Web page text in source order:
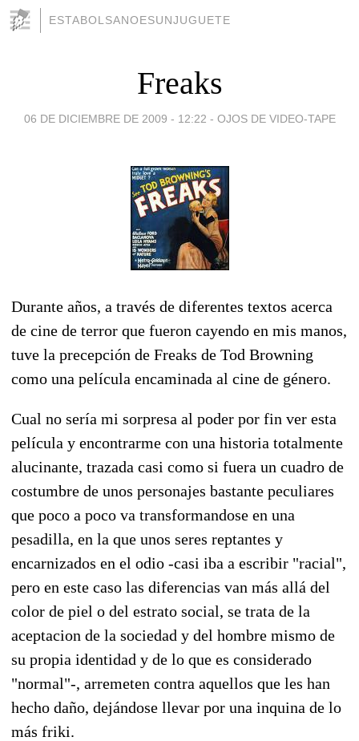
ESTABOLSANOESUNJUGUETE
Freaks
06 DE DICIEMBRE DE 2009 - 12:22 - OJOS DE VIDEO-TAPE
Durante años, a través de diferentes textos acerca
de cine de terror que fueron cayendo en mis manos,
tuve la precepción de Freaks de Tod Browning
como una película encaminada al cine de género.
Cual no sería mi sorpresa al poder por fin ver esta
película y encontrarme con una historia totalmente
alucinante, trazada casi como si fuera un cuadro de
costumbre de unos personajes bastante peculiares
que poco a poco va transformandose en una
pesadilla, en la que unos seres reptantes y
encarnizados en el odio -casi iba a escribir "racial",
pero en este caso las diferencias van más allá del
color de piel o del estrato social, se trata de la
aceptacion de la sociedad y del hombre mismo de
su propia identidad y de lo que es considerado
"normal"-, arremeten contra aquellos que les han
hecho daño, dejándose llevar por una inquina de lo
más friki.